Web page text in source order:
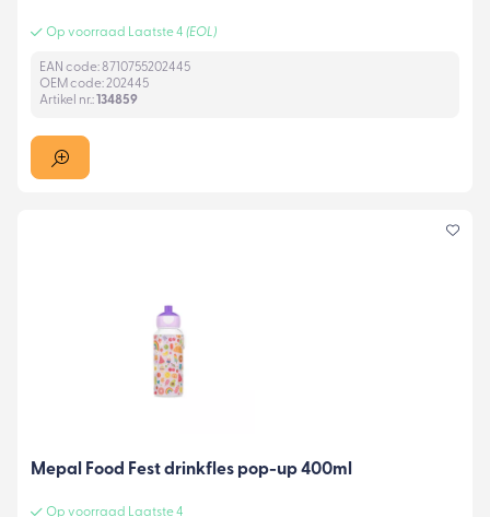
Op voorraad Laatste 4 (EOL)
EAN code: 8710755202445
OEM code: 202445
Artikel nr.:134859
Mepal Food Fest drinkfles pop-up 400ml
Op voorraad Laatste 4